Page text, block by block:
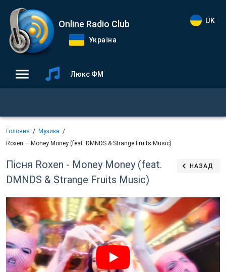
Online Radio Club
Україна
UK
Люкс ФМ
Головна
Музика
Roxen — Money Money (feat. DMNDS & Strange Fruits Music)
Пісня Roxen - Money Money (feat.
DMNDS & Strange Fruits Music)
НАЗАД